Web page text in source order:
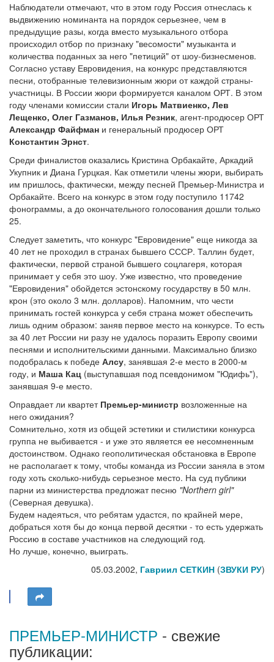
Наблюдатели отмечают, что в этом году Россия отнеслась к
выдвижению номинанта на порядок серьезнее, чем в
предыдущие разы, когда вместо музыкального отбора
происходил отбор по признаку "весомости" музыканта и
количества поданных за него "петиций" от шоу-бизнесменов.
Согласно уставу Евровидения, на конкурс представляются
песни, отобранные телевизионным жюри от каждой страны-
участницы. В России жюри формируется каналом ОРТ. В этом
году членами комиссии стали Игорь Матвиенко, Лев
Лещенко, Олег Газманов, Илья Резник, агент-продюсер ОРТ
Александр Файфман и генеральный продюсер ОРТ
Константин Эрнст.
Среди финалистов оказались Кристина Орбакайте, Аркадий
Укупник и Диана Гурцкая. Как отметили члены жюри, выбирать
им пришлось, фактически, между песней Премьер-Министра и
Орбакайте. Всего на конкурс в этом году поступило 11742
фонограммы, а до окончательного голосования дошли только
25.
Следует заметить, что конкурс "Евровидение" еще никогда за
40 лет не проходил в странах бывшего СССР. Таллин будет,
фактически, первой страной бывшего соцлагеря, которая
принимает у себя это шоу. Уже известно, что проведение
"Евровидения" обойдется эстонскому государству в 50 млн.
крон (это около 3 млн. долларов). Напомним, что чести
принимать гостей конкурса у себя страна может обеспечить
лишь одним образом: заняв первое место на конкурсе. То есть
за 40 лет России ни разу не удалось поразить Европу своими
песнями и исполнительскими данными. Максимально близко
подобралась к победе Алсу, занявшая 2-е место в 2000-м
году, и Маша Кац (выступавшая под псевдонимом "Юдифь"),
занявшая 9-е место.
Оправдает ли квартет Премьер-министр возложенные на
него ожидания?
Сомнительно, хотя из общей эстетики и стилистики конкурса
группа не выбивается - и уже это является ее несомненным
достоинством. Однако геополитическая обстановка в Европе
не располагает к тому, чтобы команда из России заняла в этом
году хоть сколько-нибудь серьезное место. На суд публики
парни из министерства предложат песню "Northern girl"
(Северная девушка).
Будем надеяться, что ребятам удастся, по крайней мере,
добраться хотя бы до конца первой десятки - то есть удержать
Россию в составе участников на следующий год.
Но лучше, конечно, выиграть.
05.03.2002, Гавриил СЕТКИН (ЗВУКИ РУ)
ПРЕМЬЕР-МИНИСТР - свежие
публикации: